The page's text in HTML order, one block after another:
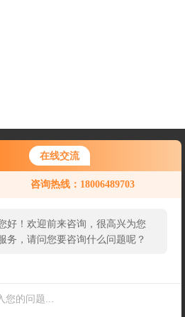
在线交流
咨询热线：18006489703
好！欢迎前来咨询，很高兴为您
务，请问您要咨询什么问题呢？
联系我们
码